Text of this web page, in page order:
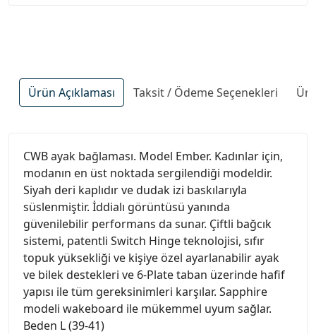
Ürün Açıklaması Taksit / Ödeme Seçenekleri
CWB ayak bağlaması. Model Ember. Kadınlar için,
modanın en üst noktada sergilendiği modeldir.
Siyah deri kaplıdır ve dudak izi baskılarıyla
süslenmiştir. İddialı görüntüsü yanında
güvenilebilir performans da sunar. Çiftli bağcık
sistemi, patentli Switch Hinge teknolojisi, sıfır
topuk yüksekliği ve kişiye özel ayarlanabilir ayak
ve bilek destekleri ve 6-Plate taban üzerinde hafif
yapısı ile tüm gereksinimleri karşılar. Sapphire
modeli wakeboard ile mükemmel uyum sağlar.
Beden L (39-41)